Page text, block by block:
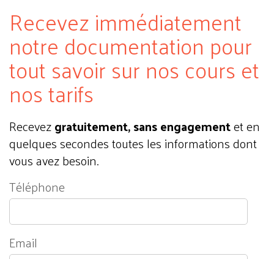
Recevez immédiatement
notre documentation pour
tout savoir sur nos cours et
nos tarifs
Recevezgratuitement, sans engagementet en
quelques secondes toutes les informations dont
vous avez besoin.
Téléphone
Email